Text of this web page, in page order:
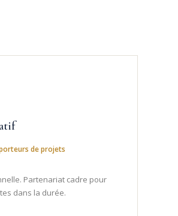
de projets
Partenariat cadre pour
dans la durée.